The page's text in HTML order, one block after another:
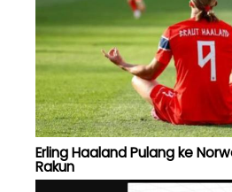
Erling Haaland Pulang ke
Rakun